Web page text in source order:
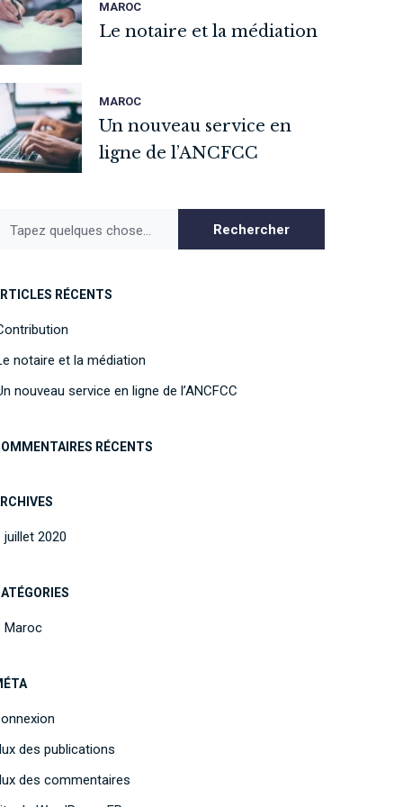
MAROC
Le notaire et la médiation
MAROC
Un nouveau service en
ligne de l’ANCFCC
Tapez quelques chose... Rechercher
RÉCENTS
notaire et la médiation
nouveau service en ligne de l’ANCFCC
RÉCENTS
juillet 2020
Maroc
des publications
des commentaires